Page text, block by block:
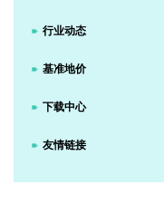
行业动态
基准地价
下载中心
友情链接